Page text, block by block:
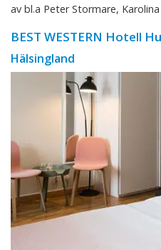
av bl.a Peter Stormare, Karolina
BEST WESTERN Hotell
Hälsingland